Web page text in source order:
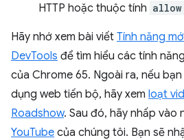
HTTP hoặc thuộc tính allow
Hãy nhớ xem bài viết Tính năng
DevTools để tìm hiểu các tính
của Chrome 65. Ngoài ra, nếu
dụng web tiến bộ, hãy xem loạt
Roadshow. Sau đó, hãy nhấp vào
YouTube của chúng tôi. Bạn sẽ